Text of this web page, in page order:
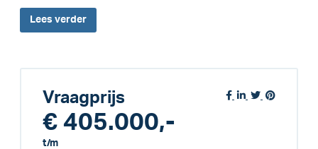
Lees verder
Vraagprijs
€ 405.000,-
t/m